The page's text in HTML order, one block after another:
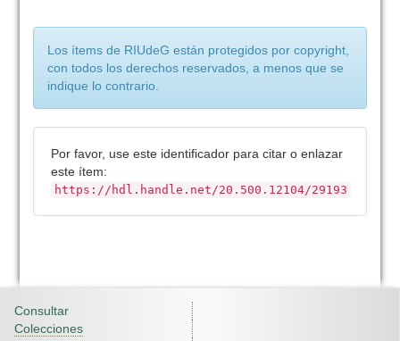
Los ítems de RIUdeG están protegidos por copyright,
con todos los derechos reservados, a menos que se
indique lo contrario.
Por favor, use este identificador para citar o enlazar
este ítem:
https://hdl.handle.net/20.500.12104/29193
Consultar
Colecciones